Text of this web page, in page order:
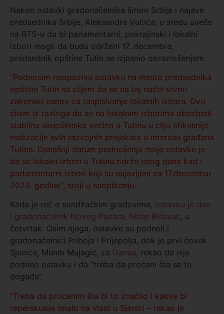
Nakon ostavki gradonačelnika širom Srbije i najave
predsednika Srbije, Aleksandra Vučića, u sredu uveče
na RTS-u da bi parlamentarni, pokrajinski i lokalni
izbori mogli da budu održani 17. decembra,
predsednik opštine Tutin se izjasnio obrazloženjem.
“Podnosim neopozivu ostavku na mesto predsednika
opštine Tutin sa ciljem da se na taj način stvori
zakonski osnov za raspisivanje lokalnih izbora. Ovo
činim iz razloga da se na lokalnim izborima obezbedi
stabilna skupštinska većina u Tutinu u cilju efikasnije
realizacije svih razvojnih projekata u interesu građana
Tutina. Današnji datum podnošenja moje ostavke je
da se lokalni izbori u Tutinu održe istog dana kad i
parlamentarni izbori koji su najavljeni za 17.decembar
2023. godine“, stoji u saopštenju.
Kada je reč o sandžačkim gradovima, ostavku je dao
i gradonačelnik Novog Pazara, Nihat Biševac, u
četvrtak. Osim njega, ostavke su podneli i
gradonačelnici Priboja i Prijepolja, dok je prvi čovek
Sjenice, Munib Mujagić, za Danas, rekao da nije
podneo ostavku i da “treba da proceni šta se to
događa“.
“Treba da procenim šta bi to značilo i kakve bi
reperskusije imalo na vlast u Sjenici – rekao je